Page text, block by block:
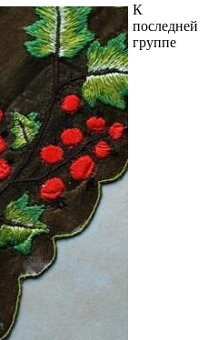
К
последней
группе